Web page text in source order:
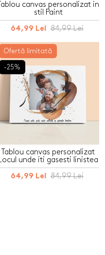
Tablou canvas personalizat in
stil Paint
64,99 Lei 84,99 Lei
Ofertă limitată
-25%
Tablou canvas personalizat
Locul unde iti gasesti linistea
64,99 Lei 84,99 Lei